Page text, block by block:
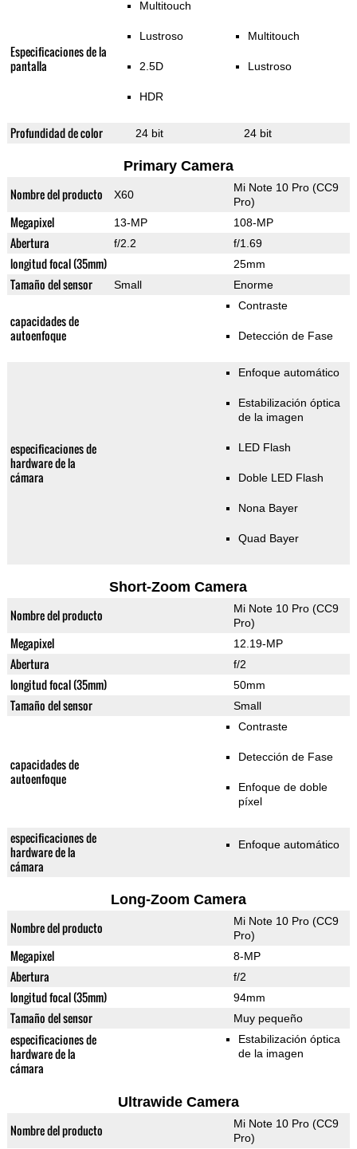
Especificaciones de la
pantalla
Multitouch
Lustroso
2.5D
HDR
Multitouch
Lustroso
Profundidad de color 24 bit 24 bit
Primary Camera
Nombre del producto X60
Mi Note 10 Pro (CC9
Pro)
Megapixel 13-MP 108-MP
Abertura f/2.2 f/1.69
longitud focal (35mm) 25mm
Tamaño del sensor Small Enorme
capacidades de
autoenfoque
Contraste
Detección de Fase
especificaciones de
hardware de la
cámara
Enfoque automático
Estabilización óptica
de la imagen
LED Flash
Doble LED Flash
Nona Bayer
Quad Bayer
Short-Zoom Camera
Nombre del producto
Mi Note 10 Pro (CC9
Pro)
Megapixel 12.19-MP
Abertura f/2
longitud focal (35mm) 50mm
Tamaño del sensor Small
capacidades de
autoenfoque
Contraste
Detección de Fase
Enfoque de doble
píxel
especificaciones de
hardware de la
cámara
Enfoque automático
Long-Zoom Camera
Nombre del producto
Mi Note 10 Pro (CC9
Pro)
Megapixel 8-MP
Abertura f/2
longitud focal (35mm) 94mm
Tamaño del sensor Muy pequeño
especificaciones de
hardware de la
cámara
Estabilización óptica
de la imagen
Ultrawide Camera
Nombre del producto
Mi Note 10 Pro (CC9
Pro)